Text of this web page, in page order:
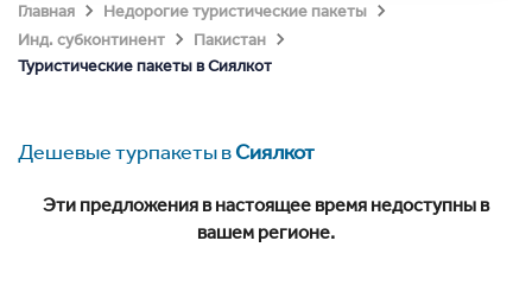
Главная
Недорогие туристические пакеты
Инд. субконтинент
Пакистан
Туристические пакеты в Сиялкот
Дешевые турпакеты вСиялкот
Эти предложения в настоящее время недоступны в
вашем регионе.